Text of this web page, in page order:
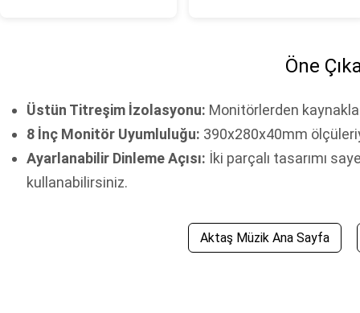
Öne
Üstün Titreşim İzolasyonu: Monitörlerden
8 İnç Monitör Uyumluluğu: 390x280x40mm
Ayarlanabilir Dinleme Açısı: İki parçalı tasarımı
kullanabilirsiniz.
Aktaş Müzik Ana Sayfa